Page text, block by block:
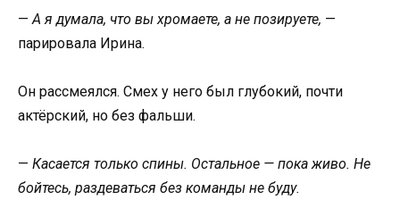
—А я думала, что вы хромаете, а не позируете, —
парировала Ирина.
Он рассмеялся. Смех у него был глубокий, почти
актёрский, но без фальши.
— Касается только спины. Остальное — пока живо. Не
бойтесь, раздеваться без команды не буду.